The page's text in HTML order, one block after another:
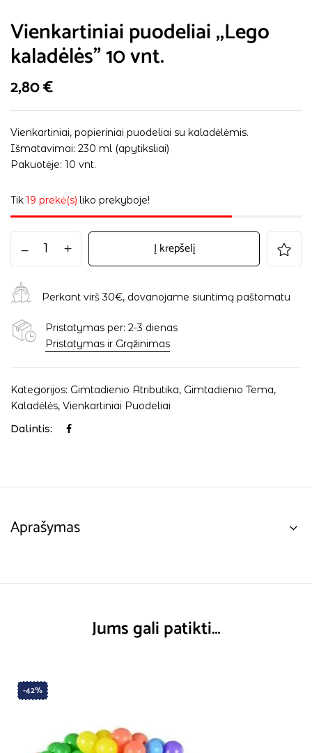
Vienkartiniai puodeliai ,,Lego
kaladėlės” 10 vnt.
2,80€
Vienkartiniai, popieriniai puodeliai su kaladėlėmis.
Išmatavimai: 230 ml (apytiksliai)
Pakuotėje: 10 vnt.
Tik19 prekė(s) liko prekyboje!
Į krepšelį
Perkant virš 30€, dovanojame siuntimą paštomatu
Pristatymas per: 2-3 dienas
Pristatymas ir Grąžinimas
Kategorijos: Gimtadienio Atributika, Gimtadienio Tema,
Kaladėlės, Vienkartiniai Puodeliai
Dalintis:
Aprašymas
Jums gali patikti…
-42%